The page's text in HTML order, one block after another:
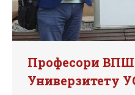
Професори
Универзитету